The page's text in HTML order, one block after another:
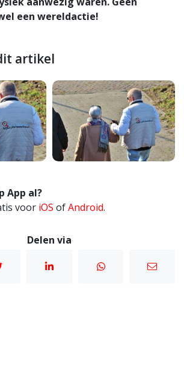
een wereldactie!
artikel
App al?
voor iOS ofAndroid.
Delen via